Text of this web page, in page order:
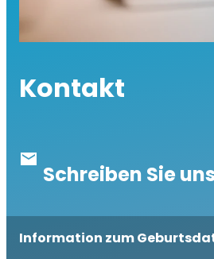
Kontakt
markunread
Schreiben Sie
Information zum